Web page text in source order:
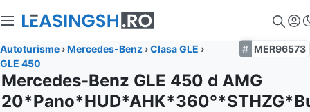
Autoturisme ›Mercedes-Benz ›Clasa GLE ›
GLE 450
MER96573
Mercedes-Benz GLE 450 d AMG